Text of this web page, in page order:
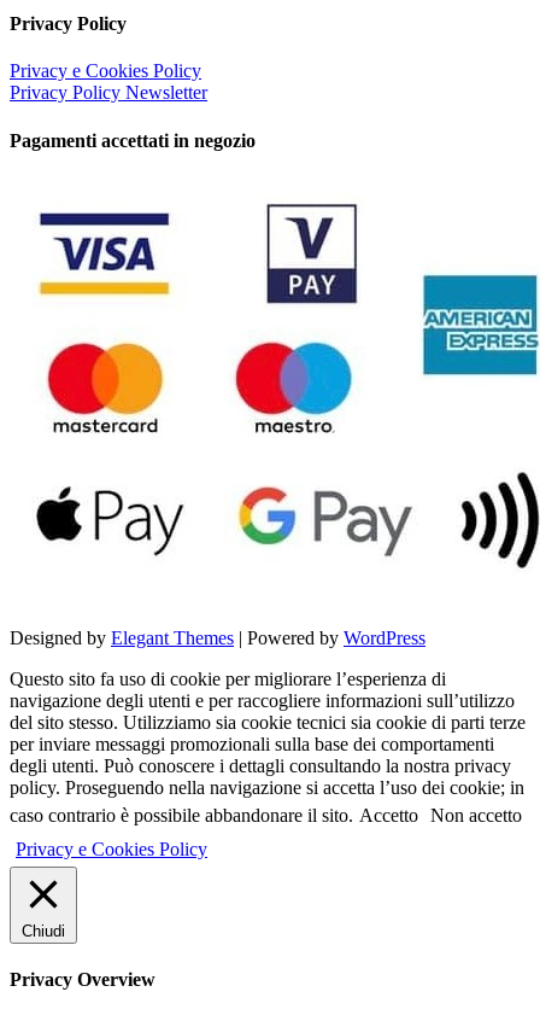
Privacy Policy
Privacy e Cookies Policy
Privacy Policy Newsletter
Pagamenti accettati in negozio
Designed by Elegant Themes | Powered by WordPress
Questo sito fa uso di cookie per migliorare l’esperienza di
navigazione degli utenti e per raccogliere informazioni sull’utilizzo
del sito stesso. Utilizziamo sia cookie tecnici sia cookie di parti terze
per inviare messaggi promozionali sulla base dei comportamenti
degli utenti. Può conoscere i dettagli consultando la nostra privacy
policy. Proseguendo nella navigazione si accetta l’uso dei cookie; in
caso contrario è possibile abbandonare il sito. Accetto Non accetto
Privacy e Cookies Policy
Chiudi
Privacy Overview